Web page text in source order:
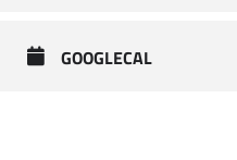
GOOGLECAL